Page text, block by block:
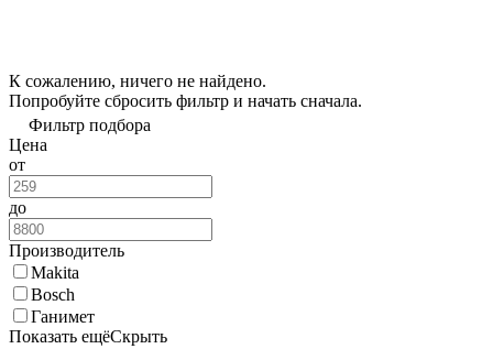
К сожалению, ничего не найдено.
Попробуйте сбросить фильтр и начать сначала.
Фильтр подбора
Цена
от
до
Производитель
Makita
Bosch
Ганимет
Показать ещёСкрыть